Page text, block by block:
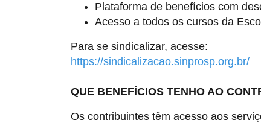
Plataforma de benefícios com
Acesso a todos os cursos da
Para se sindicalizar, acesse:
https://sindicalizacao.sinprosp.org.br/
QUE BENEFÍCIOS TENHO AO
Os contribuintes têm acesso aos